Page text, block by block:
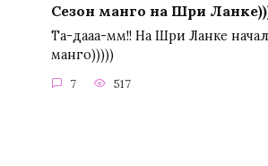
Сезон манго на Шри
Та-дааа-мм!! На Шри Ланке
манго)))))
7 517